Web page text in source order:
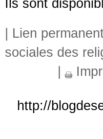
Ils sont
Lien
sociales des
http://